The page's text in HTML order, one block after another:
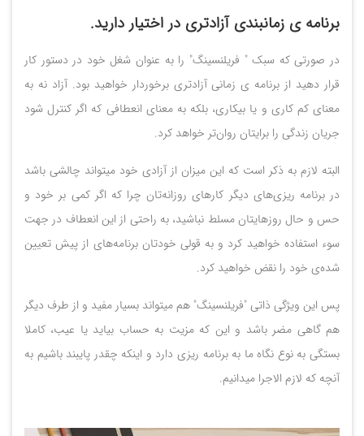
برنامه ی زمانبندی آزادتری در اختیار دارید.
در صورتی که سبک " فریلنسینگ" را به عنوان شغل خود در دستور کار
قرار دهید از برنامه ی زمانی آزادتری برخوردار خواهید بود. آزاد نه به
معنای کم کاری و یا بیکاری، بلکه به معنای انعطافی که اگر کنترل شود
جریان زندگی را برایتان روان‌تر خواهد کرد.
البته لازم به ذکر است که این میزان از آزادی خود میتواند چالشی باشد
در برنامه ریزی‌های دیگر کارهای روزانه‌تان چرا که اگر کمی بر خود و
حس و حال روزهایتان مسلط نباشید، به راحتی از این انعطاف در جهت
سوء استفاده خواهید کرد و به قولی خودتان برنامه‌های از پیش تعیین
شده‌ی خود را نقض خواهید کرد.
پس این ویژگی ذاتی "فریلنسینگ" هم میتواند بسیار مفید و از طرف دیگر
هم گاهی مضر باشد و این که مزیت به حساب بیاید یا عیب، کاملا
بستگی به نوع نگاه ما به برنامه ریزی دارد و اینکه چقدر پایبند باشیم به
آنچه که لازم الاجرا میدانیم.